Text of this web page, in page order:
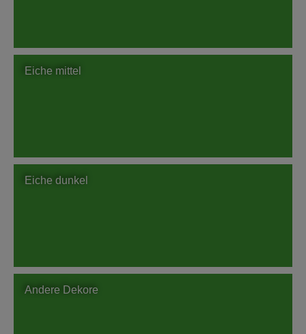
Eiche mittel
Eiche dunkel
Andere Dekore